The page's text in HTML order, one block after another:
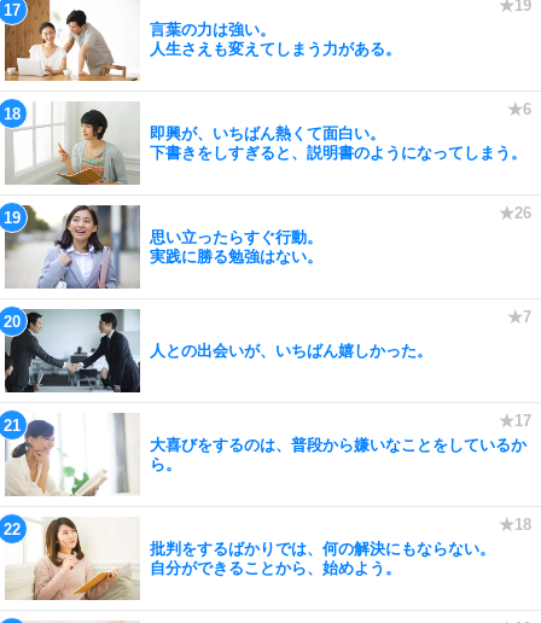
言葉の力は強い。
人生さえも変えてしまう力がある。
即興が、いちばん熱くて面白い。
下書きをしすぎると、説明書のようになってしまう。
思い立ったらすぐ行動。
実践に勝る勉強はない。
人との出会いが、いちばん嬉しかった。
大喜びをするのは、普段から嫌いなことをしているか
ら。
批判をするばかりでは、何の解決にもならない。
自分ができることから、始めよう。